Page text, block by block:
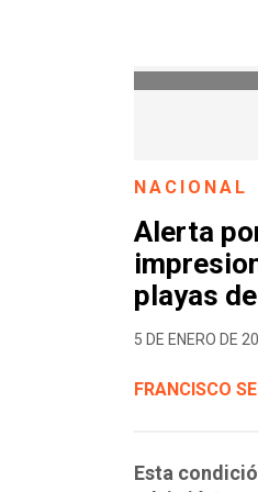
NACIONAL
Alerta
playas
5 DE ENERO DE
FRANCISCO
Esta